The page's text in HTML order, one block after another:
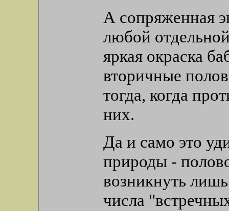
А сопряженная
любой
яркая окраска
вторичные
тогда, когда
них.
Да и само это
природы -
возникнуть лишь
числа